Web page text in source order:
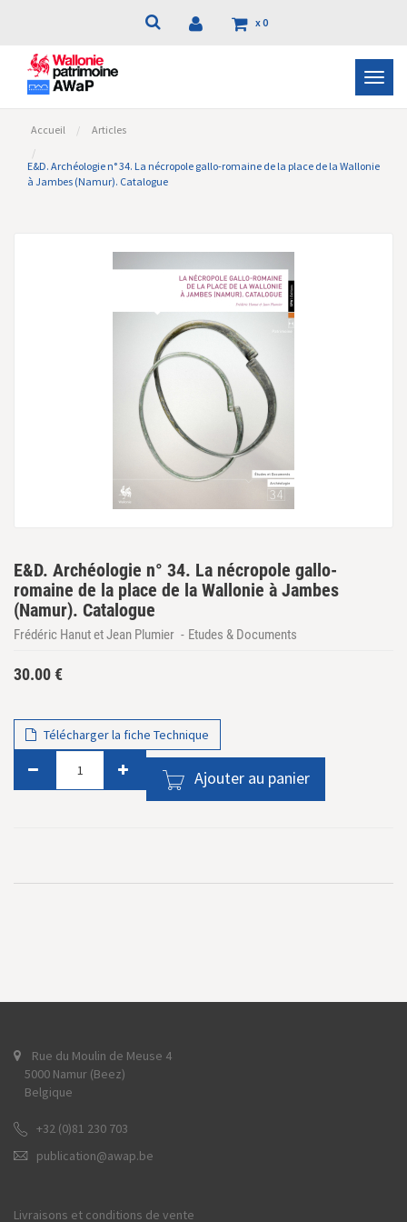
x0
la
Accueil Articles
E&D. Archéologie n° 34. La nécropole gallo-romaine de la place de la Wallonie
à Jambes (Namur). Catalogue
E&D. Archéologie n° 34. La nécropole gallo-
romaine de la place de la Wallonie à Jambes
(Namur). Catalogue
Frédéric Hanut et Jean Plumier Etudes & Documents
30.00€
Télécharger la fiche Technique
Ajouter au panier
Rue du Moulin de Meuse 4
5000 Namur (Beez)
Belgique
+32 (0)81 230 703
publication@awap.be
Livraisons et conditions de vente